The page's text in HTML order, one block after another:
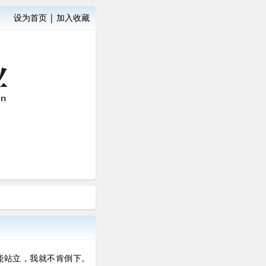
设为首页 | 加入收藏
立，我就不肯倒下。